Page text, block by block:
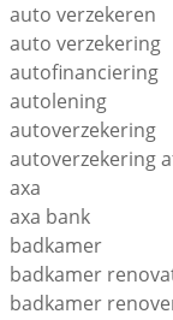
auto verzekeren
auto verzekering
autofinanciering
autolening
autoverzekering
autoverzekering
axa
axa bank
badkamer
badkamer
badkamer